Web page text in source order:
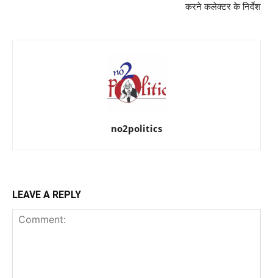
करने कलेक्टर के निर्देश
no2politics
LEAVE A REPLY